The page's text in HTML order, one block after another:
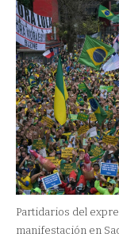
Partidarios del
manifestación en